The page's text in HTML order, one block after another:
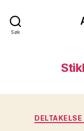
Søk
DELTAKELSE